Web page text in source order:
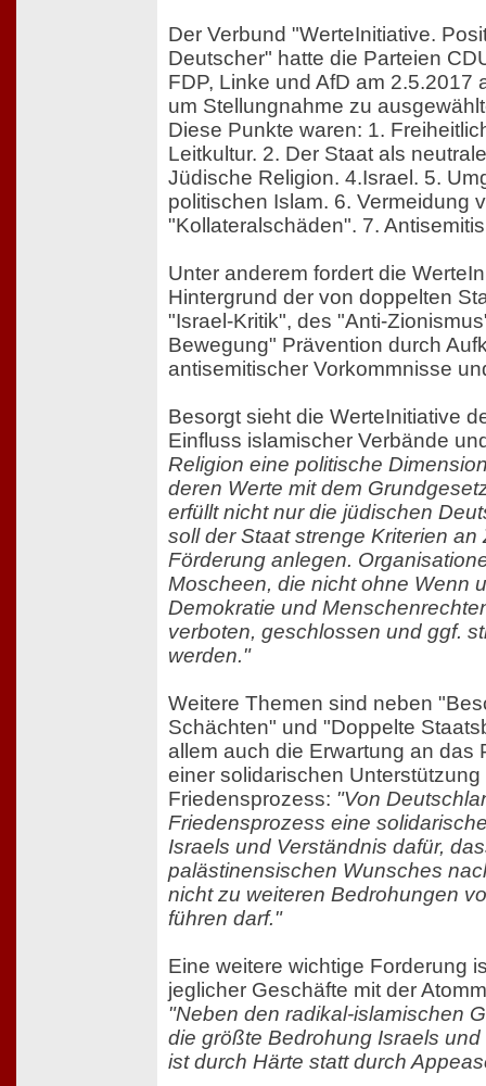
Der Verbund "WerteInitiative.
Deutscher" hatte die Parteien
FDP, Linke und AfD am 2.5.2017
um Stellungnahme zu
Diese Punkte waren: 1.
Leitkultur. 2. Der Staat als
Jüdische Religion. 4.Israel. 5.
politischen Islam. 6. Vermeidung
"Kollateralschäden". 7.
Unter anderem fordert die
Hintergrund der von doppelten
"Israel-Kritik", des "Anti-
Bewegung" Prävention durch
antisemitischer Vorkommnisse
Besorgt sieht die WerteInitiative
Einfluss islamischer Verbände
Religion eine politische
deren Werte mit dem
erfüllt nicht nur die jüdischen
soll der Staat strenge Kriterien
Förderung anlegen.
Moscheen, die nicht ohne Wenn
Demokratie und
verboten, geschlossen und ggf.
werden."
Weitere Themen sind neben
Schächten" und "Doppelte
allem auch die Erwartung an das
einer solidarischen Unterstützung
Friedensprozess: "Von
Friedensprozess eine
Israels und Verständnis dafür,
palästinensischen Wunsches
nicht zu weiteren Bedrohungen
führen darf."
Eine weitere wichtige Forderung
jeglicher Geschäfte mit der
"Neben den radikal-islamischen
die größte Bedrohung Israels und
ist durch Härte statt durch